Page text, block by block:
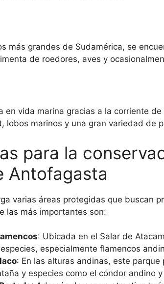
más grandes de Sudamérica, se
de roedores, aves y
en vida marina gracias a la corriente
lobos marinos y una gran variedad de
para la
Antofagasta
varias áreas protegidas que buscan
las más importantes son:
: Ubicada en el Salar de
especialmente flamencos
: En las alturas andinas, este parque
y especies como el cóndor andino